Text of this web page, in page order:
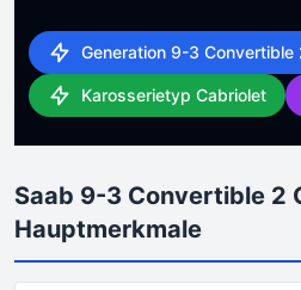
Generation 9-3 Convertible
Karosserietyp Cabriolet
Saab 9-3 Convertible 2
Hauptmerkmale